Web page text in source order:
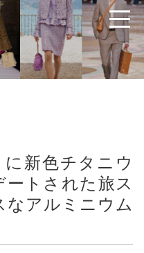
に新色チタニウ
トされた旅ス
なアルミニウム